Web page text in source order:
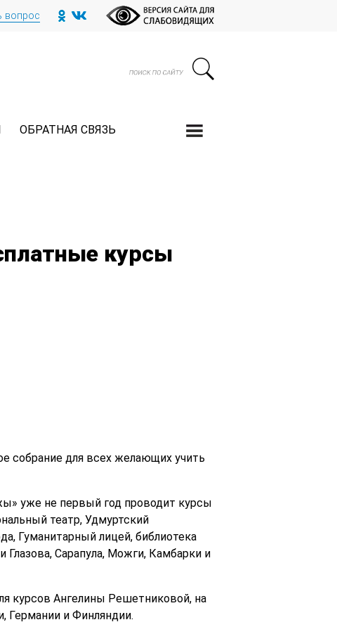
вопрос
ОБРАТНАЯ СВЯЗЬ
курсы
собрание для всех желающих учить
уже не первый год проводит курсы
театр, Удмуртский
Гуманитарный лицей, библиотека
Сарапула, Можги, Камбарки и
курсов Ангелины Решетниковой, на
Германии и Финляндии.